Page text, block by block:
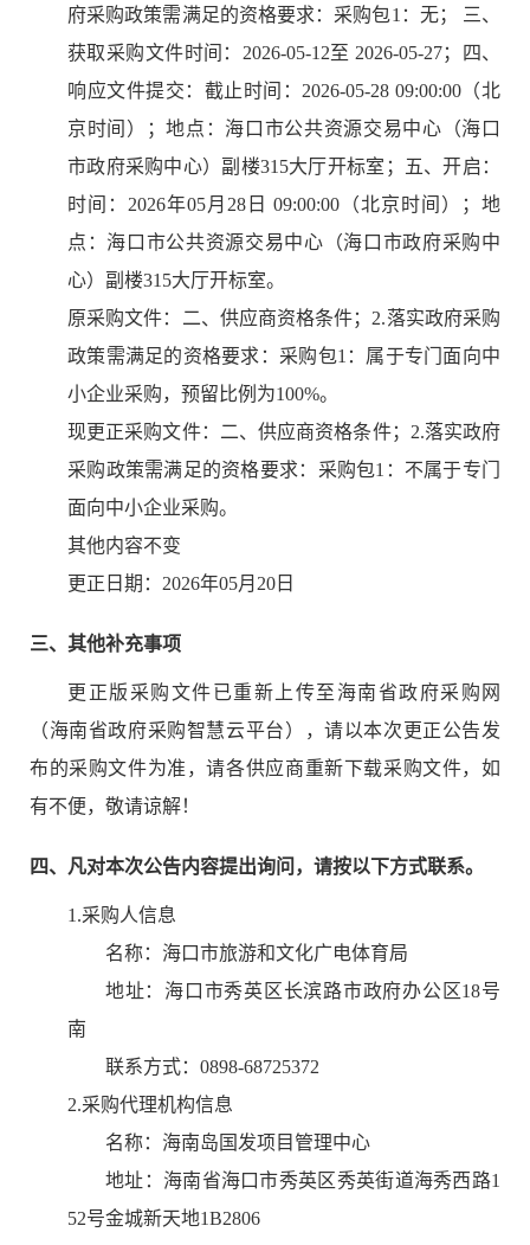
府采购政策需满足的资格要求：采购包1：无； 三、
获取采购文件时间：2026-05-12至 2026-05-27；四、
响应文件提交：截止时间：2026-05-28 09:00:00（北
京时间）；地点：海口市公共资源交易中心（海口
市政府采购中心）副楼315大厅开标室；五、开启：
时间：2026年05月28日 09:00:00（北京时间）；地
点：海口市公共资源交易中心（海口市政府采购中
心）副楼315大厅开标室。
原采购文件：二、供应商资格条件；2.落实政府采购
政策需满足的资格要求：采购包1：属于专门面向中
小企业采购，预留比例为100%。
现更正采购文件：二、供应商资格条件；2.落实政府
采购政策需满足的资格要求：采购包1：不属于专门
面向中小企业采购。
其他内容不变
更正日期： 2026年05月20日
三、其他补充事项
更正版采购文件已重新上传至海南省政府采购网
（海南省政府采购智慧云平台），请以本次更正公告发
布的采购文件为准，请各供应商重新下载采购文件，如
有不便，敬请谅解！
四、凡对本次公告内容提出询问，请按以下方式联系。
1.采购人信息
名称： 海口市旅游和文化广电体育局
地址： 海口市秀英区长滨路市政府办公区18号
南
联系方式： 0898-68725372
2.采购代理机构信息
名称： 海南岛国发项目管理中心
地址： 海南省海口市秀英区秀英街道海秀西路1
52号金城新天地1B2806